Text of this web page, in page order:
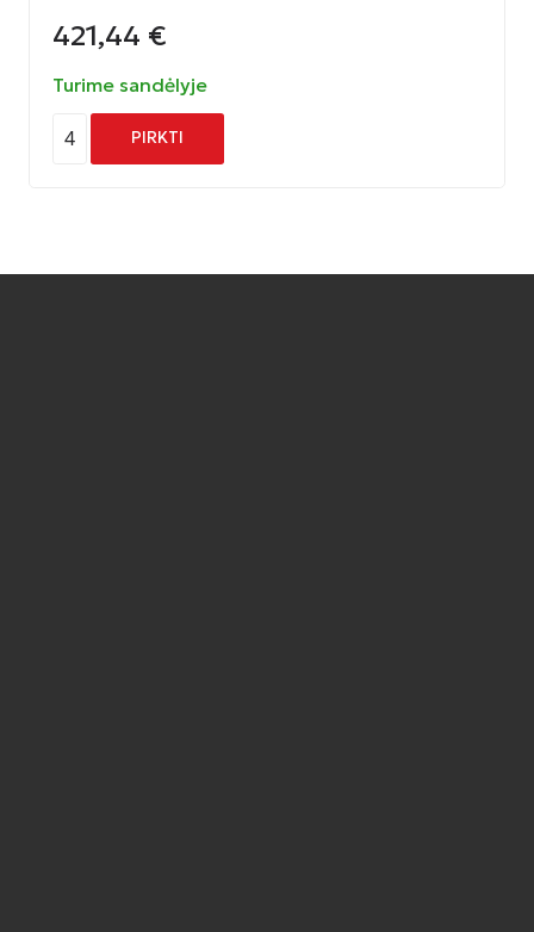
421,44 €
Turime sandėlyje
4 PIRKTI